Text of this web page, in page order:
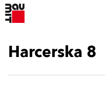
Harcerska 8